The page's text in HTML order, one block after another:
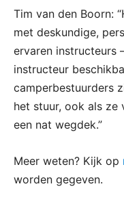
Tim van den Boorn:
met deskundige,
ervaren instructeurs
instructeur
camperbestuurders
het stuur, ook als ze
een nat wegdek.”
Meer weten? Kijk op
worden gegeven.